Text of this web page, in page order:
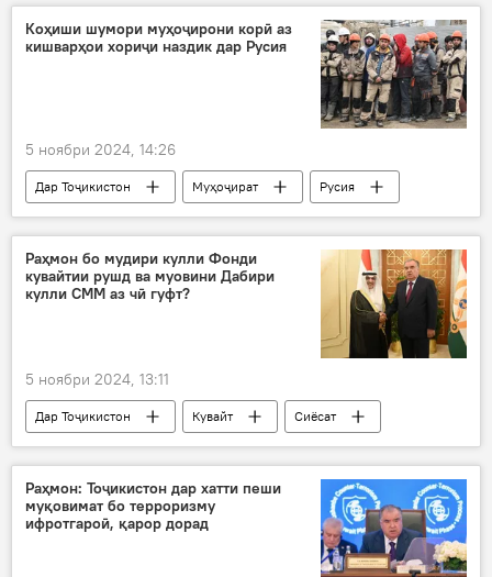
Коҳиши шумори муҳоҷирони корӣ аз
кишварҳои хориҷи наздик дар Русия
5 ноябри 2024, 14:26
Дар Тоҷикистон Муҳоҷират
Русия
коҳиш
Раҳмон бо мудири кулли Фонди
кувайтии рушд ва муовини Дабири
кулли СММ аз чӣ гуфт?
5 ноябри 2024, 13:11
Дар Тоҷикистон Кувайт
Сиёсат
СММ
Эмомалӣ Раҳмон Раисҷумҳур
Раҳмон: Тоҷикистон дар хатти пеши
муқовимат бо терроризму
ифротгароӣ, қарор дорад